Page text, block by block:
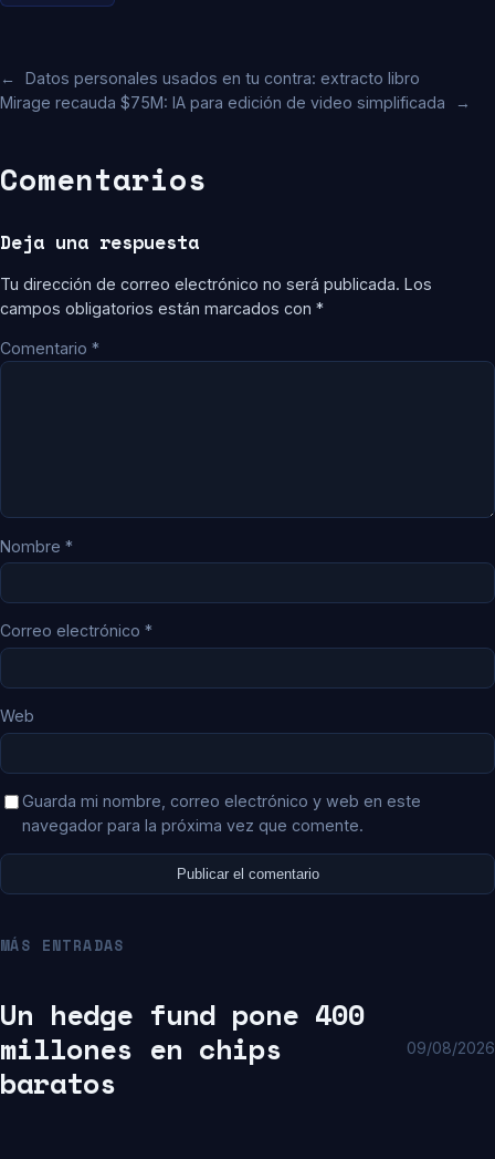
←
Datos personales usados en tu contra: extracto libro
Mirage recauda $75M: IA para edición de video simplificada
→
Comentarios
Deja una respuesta
Tu dirección de correo electrónico no será publicada. Los
campos obligatorios están marcados con *
Comentario *
Nombre *
Correo electrónico *
Web
Guarda mi nombre, correo electrónico y web en este
navegador para la próxima vez que comente.
MÁS ENTRADAS
Un hedge fund pone 400
millones en chips
baratos
09/08/2026